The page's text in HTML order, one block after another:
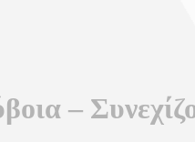
–